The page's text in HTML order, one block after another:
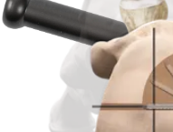
HombroRodillaCodoMano y
Cirugía cardiotorácicaColumna